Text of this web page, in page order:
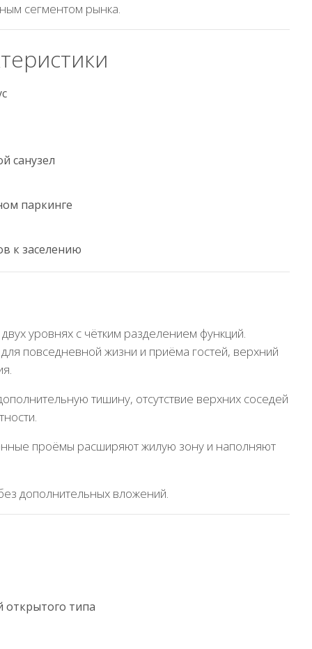
сегментом рынка.
санузел
паркинге
к заселению
уровнях с чётким разделением функций.
повседневной жизни и приёма гостей, верхний
тишину, отсутствие верхних соседей
проёмы расширяют жилую зону и наполняют
дополнительных вложений.
открытого типа